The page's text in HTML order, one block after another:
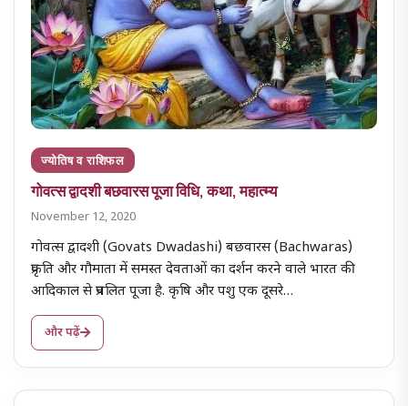
ज्योतिष व राशिफल
गोवत्स द्वादशी बछवारस पूजा विधि, कथा, महात्म्य
November 12, 2020
गोवत्स द्वादशी (Govats Dwadashi) बछवारस (Bachwaras)
प्रकृति और गौमाता में समस्त देवताओं का दर्शन करने वाले भारत की
आदिकाल से प्रचलित पूजा है. कृषि और पशु एक दूसरे…
और पढ़ें